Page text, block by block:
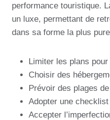
performance touristique.
un luxe, permettant de
dans sa forme la plus
Limiter les plans
Choisir des
Prévoir des plages
Adopter une
Accepter